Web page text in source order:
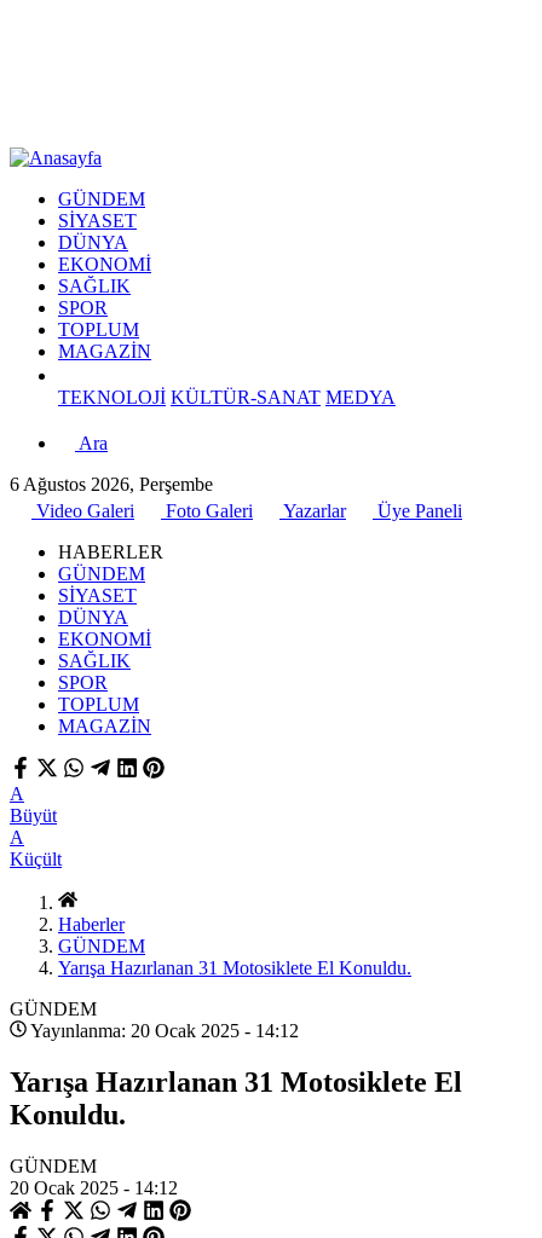
GÜNDEM
SİYASET
DÜNYA
EKONOMİ
SAĞLIK
SPOR
TOPLUM
MAGAZİN
TEKNOLOJİ KÜLTÜR-SANAT MEDYA
Ara
6 Ağustos 2026, Perşembe
Video Galeri
Foto Galeri Yazarlar
Üye Paneli
HABERLER
GÜNDEM
SİYASET
DÜNYA
EKONOMİ
SAĞLIK
SPOR
TOPLUM
MAGAZİN
A
Büyüt
A
Küçült
Haberler
GÜNDEM
Yarışa Hazırlanan 31 Motosiklete El Konuldu.
GÜNDEM
Yayınlanma: 20 Ocak 2025 - 14:12
Yarışa Hazırlanan 31 Motosiklete El
Konuldu.
GÜNDEM
20 Ocak 2025 - 14:12